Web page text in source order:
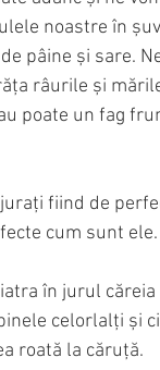
noastre în
pâine și sare.
râurile și
poate un fag
fiind de
cum sunt ele.
în jurul
celorlalți și
roată la căruță.